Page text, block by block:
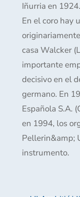
Iñurria en 1924.
En el coro hay
casa Walcker
importante
decisivo en el
germano. En
Española S.A.
en 1994, los
Pellerin&amp;
instrumento.